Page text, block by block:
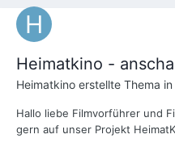
Heimatkino -
Heimatkino erstellte Thema in
Hallo liebe Filmvorführer und
gern auf unser Projekt